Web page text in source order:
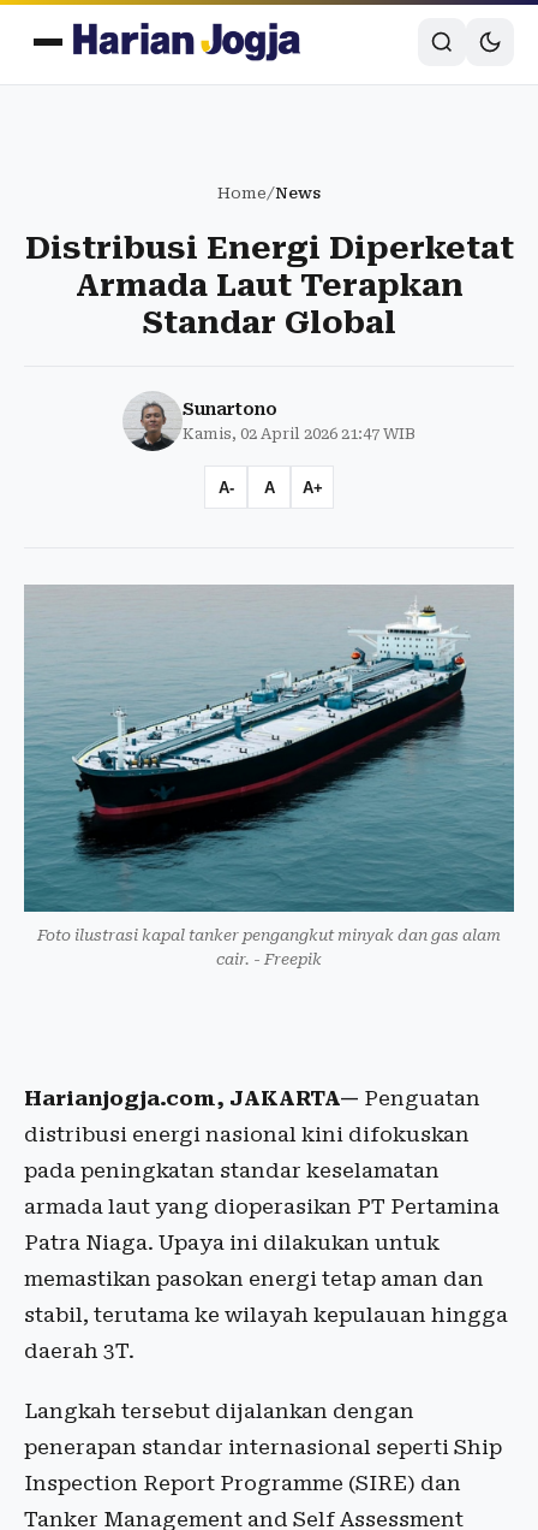
Home/News
Distribusi Energi Diperketat
Armada Laut Terapkan
Standar Global
Sunartono
Kamis, 02 April 2026 21:47 WIB
A- A A+
Foto ilustrasi kapal tanker pengangkut minyak dan gas alam
cair. - Freepik
Harianjogja.com, JAKARTA— Penguatan
distribusi energi nasional kini difokuskan
pada peningkatan standar keselamatan
armada laut yang dioperasikan PT Pertamina
Patra Niaga. Upaya ini dilakukan untuk
memastikan pasokan energi tetap aman dan
stabil, terutama ke wilayah kepulauan hingga
daerah 3T.
Langkah tersebut dijalankan dengan
penerapan standar internasional seperti Ship
Inspection Report Programme (SIRE) dan
Tanker Management and Self Assessment